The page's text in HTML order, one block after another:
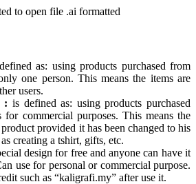
to open file .ai formatted
as: using products purchased from
one person. This means the items are
users.
: is defined as: using products purchased
for commercial purposes. This means the
provided it has been changed to his
creating a tshirt, gifts, etc.
design for free and anyone can have it
use for personal or commercial purpose.
such as “kaligrafi.my” after use it.